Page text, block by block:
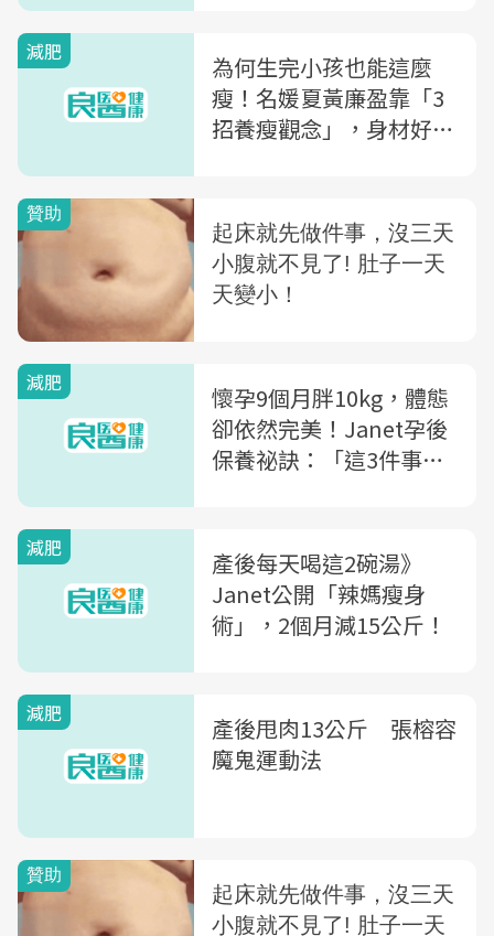
減肥
為何生完小孩也能這麼
瘦！名媛夏黃廉盈靠「3
招養瘦觀念」，身材好到
減肥
懷孕9個月胖10kg，體態
卻依然完美！Janet孕後
保養祕訣：「這3件事」
減肥
產後每天喝這2碗湯》
Janet公開「辣媽瘦身
術」，2個月減15公斤！
減肥
產後甩肉13公斤 張榕容
魔鬼運動法